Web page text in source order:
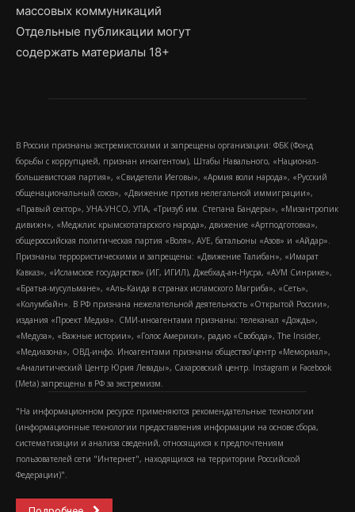
массовых коммуникаций
Отдельные публикации могут
содержать материалы 18+
В России признаны экстремистскими и запрещены организации: ФБК (Фонд
борьбы с коррупцией, признан иноагентом), Штабы Навального, «Национал-
большевистская партия», «Свидетели Иеговы», «Армия воли народа», «Русский
общенациональный союз», «Движение против нелегальной иммиграции»,
«Правый сектор», УНА-УНСО, УПА, «Тризуб им. Степана Бандеры», «Мизантропик
дивижн», «Меджлис крымскотатарского народа», движение «Артподготовка»,
общероссийская политическая партия «Воля», АУЕ, батальоны «Азов» и «Айдар».
Признаны террористическими и запрещены: «Движение Талибан», «Имарат
Кавказ», «Исламское государство» (ИГ, ИГИЛ), Джебхад-ан-Нусра, «АУМ Синрике»,
«Братья-мусульмане», «Аль-Каида в странах исламского Магриба», «Сеть»,
«Колумбайн». В РФ признана нежелательной деятельность «Открытой России»,
издания «Проект Медиа». СМИ-иноагентами признаны: телеканал «Дождь»,
«Медуза», «Важные истории», «Голос Америки», радио «Свобода», The Insider,
«Медиазона», ОВД-инфо. Иноагентами признаны общество/центр «Мемориал»,
«Аналитический Центр Юрия Левады», Сахаровский центр. Instagram и Facebook
(Metа) запрещены в РФ за экстремизм.
"На информационном ресурсе применяются рекомендательные технологии
(информационные технологии предоставления информации на основе сбора,
систематизации и анализа сведений, относящихся к предпочтениям
пользователей сети "Интернет", находящихся на территории Российской
Федерации)".